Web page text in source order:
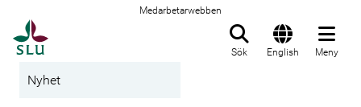
Medarbetarwebben
Sök English Meny
Nyhet